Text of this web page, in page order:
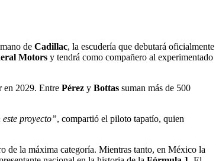
de Cadillac, la escudería que debutará oficialmente
Motors y tendrá como compañero al experimentado
en 2029. Entre Pérez y Bottas suman más de 500
proyecto”, compartió el piloto tapatío, quien
de la máxima categoría. Mientras tanto, en México la